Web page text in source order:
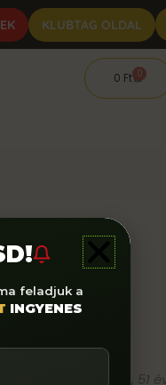
KLUBTAG OLDAL
0 Ft 0
Cart
F. László, 51
feladjuk a
INGYENES